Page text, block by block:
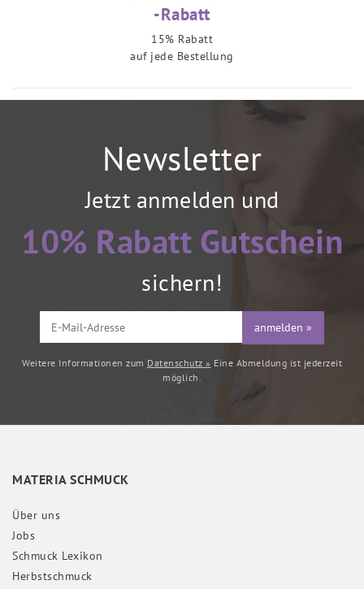
-Rabatt
15% Rabatt
auf jede Bestellung
Newsletter
Jetzt anmelden und
10% Rabatt Gutschein
sichern!
anmelden »
Weitere Informationen zum Datenschutz » Eine Abmeldung ist jederzeit
möglich.
MATERIA SCHMUCK
Über uns
Jobs
Schmuck Lexikon
Herbstschmuck